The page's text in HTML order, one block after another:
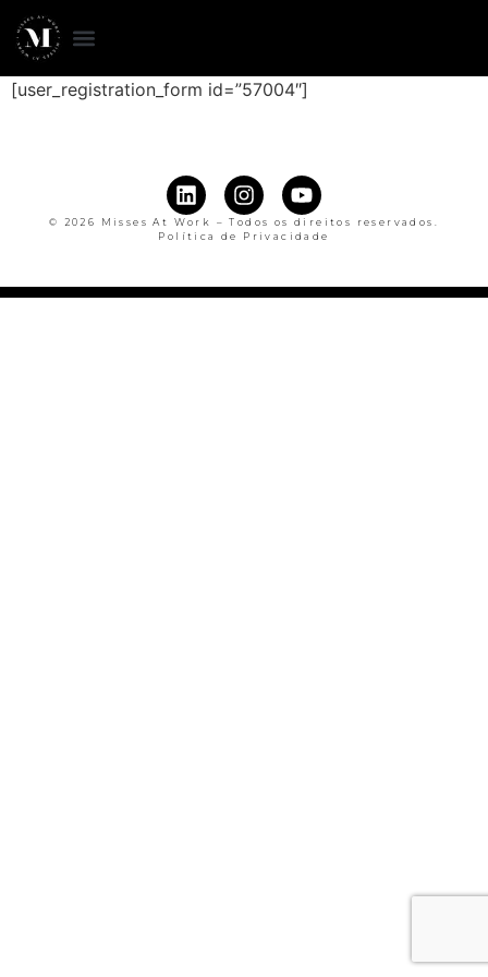
[user_registration_form id=”57004″]
© 2026 Misses At Work – Todos os direitos reservados.
Política de Privacidade